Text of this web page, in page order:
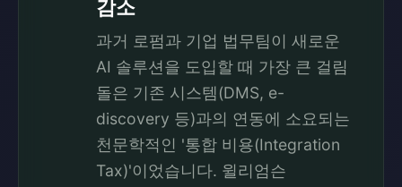
감소
과거 로펌과 기업 법무팀이 새로운
AI 솔루션을 도입할 때 가장 큰 걸림
돌은 기존 시스템(DMS, e-
discovery 등)과의 연동에 소요되는
천문학적인 '통합 비용(Integration
Tax)'이었습니다. 윌리엄슨